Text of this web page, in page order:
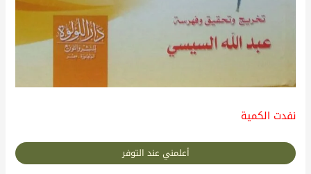
نفدت الكمية
أعلمني عند التوفر